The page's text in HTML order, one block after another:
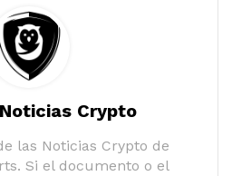
Crypto
las Noticias Crypto de
Si el documento o el